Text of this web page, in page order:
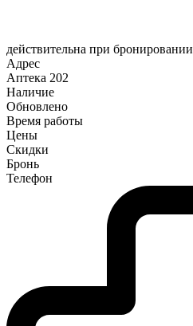
действительна при бронировании
Адрес
Аптека 202
Наличие
Обновлено
Время работы
Цены
Скидки
Бронь
Телефон